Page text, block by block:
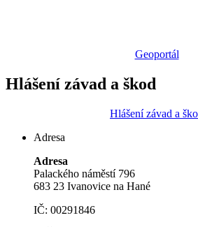
Geoportál
Hlášení závad a škod
Hlášení závad a
Adresa
Adresa
Palackého náměstí 796
683 23 Ivanovice na Hané
IČ: 00291846